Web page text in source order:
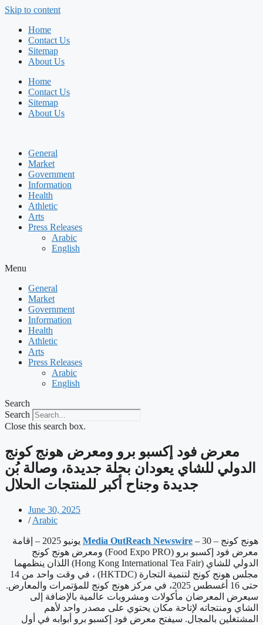
Skip to content
Home
Contact Us
Sitemap
About Us
Home
Contact Us
Sitemap
About Us
General
Market
Government
Information
Health
Athletic
Arts
Press Releases
Arabic
English
Menu
General
Market
Government
Information
Health
Athletic
Arts
Press Releases
Arabic
English
Search
Search
Close this search box.
‫معرض فود إكسبو برو ومعرض هونج كونج
الدولي للشاي يعودان بحلة جديدة، وصالة بُن
جديدة وجناح أكبر للمنتجات الحلال
June 30, 2025
/ Arabic
هونج كونج – Media OutReach Newswire
– 30 يونيو 2025 – إقامة
معرض فود إكسبو برو (Food Expo PRO) ومعرض هونج كونج
الدولي للشاي (Hong Kong International Tea Fair) اللذان ينظمهما
مجلس هونج كونج لتنمية التجارة (HKTDC) ، في وقت واحد من 14
حتى 16 أغسطس 2025، في مركز هونج كونج للمؤتمرات والمعارض.
سيعرض المعرضان مأكولات ومشروبات عالمية بالإضافة إلى
الشاي ومنتجاته لإتاحة مكان يحتوي على مصدر واحد لأهم
المشتغلين بالمجال. سيفتح معرض فود إكسبو برو أبوابه في أول